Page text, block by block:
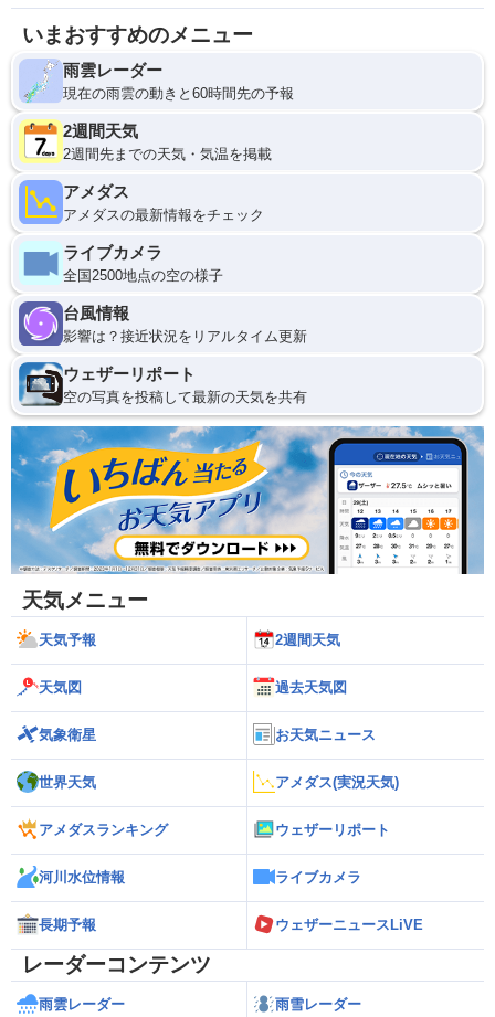
いまおすすめのメニュー
雨雲レーダー
現在の雨雲の動きと60時間先の予報
2週間天気
2週間先までの天気・気温を掲載
アメダス
アメダスの最新情報をチェック
ライブカメラ
全国2500地点の空の様子
台風情報
影響は？接近状況をリアルタイム更新
ウェザーリポート
空の写真を投稿して最新の天気を共有
天気メニュー
天気予報 2週間天気
天気図 過去天気図
気象衛星 お天気ニュース
世界天気 アメダス(実況天気)
アメダスランキング ウェザーリポート
河川水位情報 ライブカメラ
長期予報 ウェザーニュースLiVE
レーダーコンテンツ
雨雲レーダー 雨雪レーダー